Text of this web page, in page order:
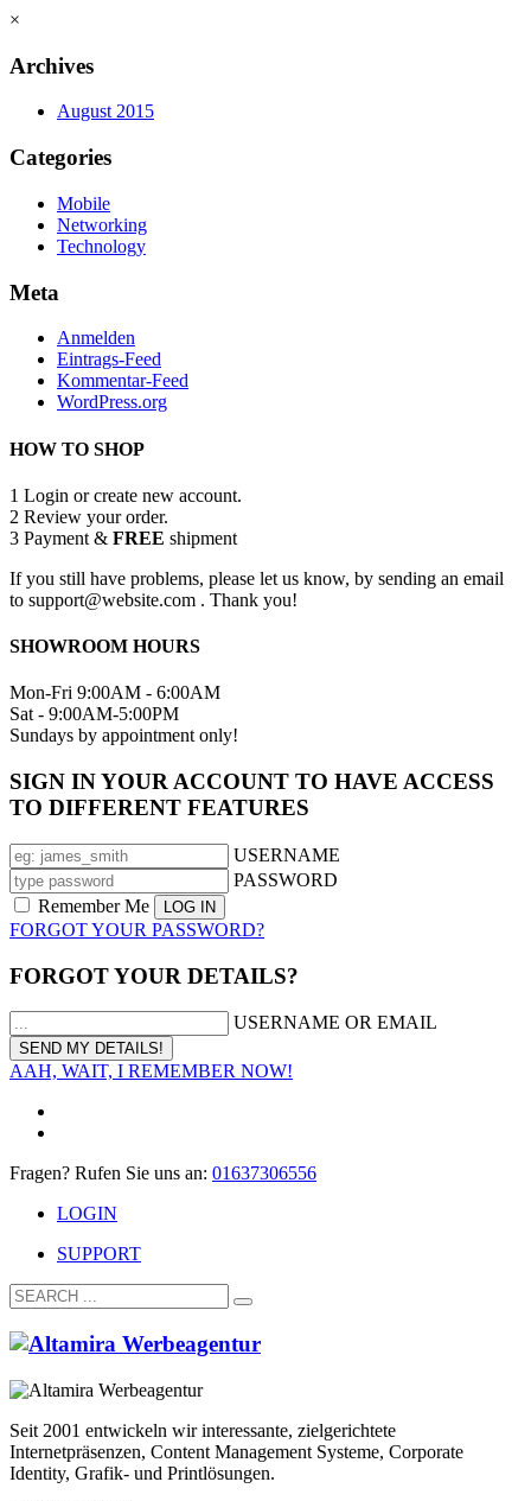
×
Archives
August 2015
Categories
Mobile
Networking
Technology
Meta
Anmelden
Eintrags-Feed
Kommentar-Feed
WordPress.org
HOW TO SHOP
1 Login or create new account.
2 Review your order.
3 Payment & FREE shipment
If you still have problems, please let us know, by sending an email
to support@website.com . Thank you!
SHOWROOM HOURS
Mon-Fri 9:00AM - 6:00AM
Sat - 9:00AM-5:00PM
Sundays by appointment only!
SIGN IN YOUR ACCOUNT TO HAVE ACCESS
TO DIFFERENT FEATURES
USERNAME
PASSWORD
Remember Me
FORGOT YOUR PASSWORD?
FORGOT YOUR DETAILS?
USERNAME OR EMAIL
AAH, WAIT, I REMEMBER NOW!
Fragen? Rufen Sie uns an: 01637306556
LOGIN
SUPPORT
Seit 2001 entwickeln wir interessante, zielgerichtete
Internetpräsenzen, Content Management Systeme, Corporate
Identity, Grafik- und Printlösungen.